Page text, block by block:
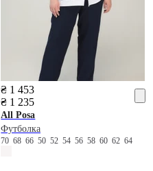
₴ 1 453
₴ 1 235
All Posa
Футболка
7068665052545658606264